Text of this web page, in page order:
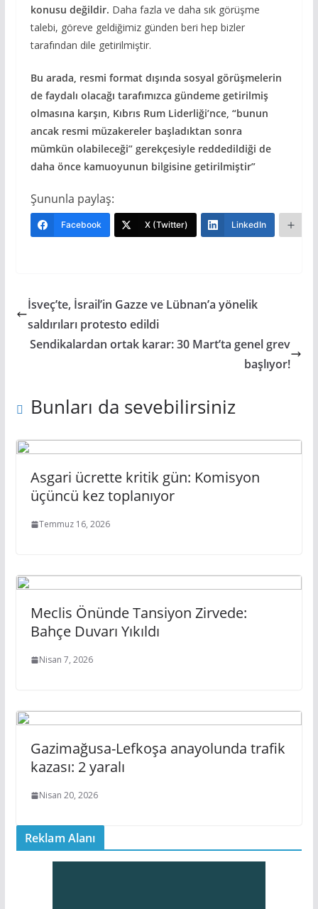
konusu değildir. Daha fazla ve daha sık görüşme
talebi, göreve geldiğimiz günden beri hep bizler
tarafından dile getirilmiştir.
Bu arada, resmi format dışında sosyal görüşmelerin
de faydalı olacağı tarafımızca gündeme getirilmiş
olmasına karşın, Kıbrıs Rum Liderliği’nce, “bunun
ancak resmi müzakereler başladıktan sonra
mümkün olabileceği” gerekçesiyle reddedildiği de
daha önce kamuoyunun bilgisine getirilmiştir”
Şununla paylaş:
Facebook X (Twitter) LinkedIn
İsveç’te, İsrail’in Gazze ve Lübnan’a yönelik
saldırıları protesto edildi
Sendikalardan ortak karar: 30 Mart’ta genel grev
başlıyor!
Bunları da sevebilirsiniz
Asgari ücrette kritik gün: Komisyon
üçüncü kez toplanıyor
Temmuz 16, 2026
Meclis Önünde Tansiyon Zirvede:
Bahçe Duvarı Yıkıldı
Nisan 7, 2026
Gazimağusa-Lefkoşa anayolunda trafik
kazası: 2 yaralı
Nisan 20, 2026
Reklam Alanı